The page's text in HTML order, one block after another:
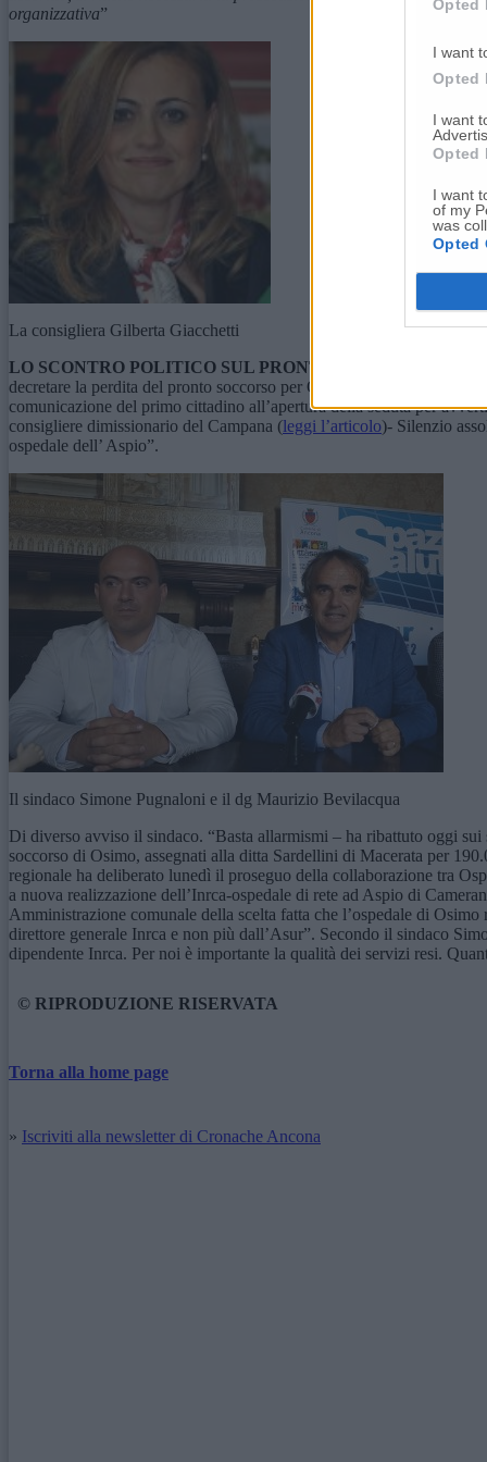
Opted
I want
Opted
I want
Opted
I want
of my
was
Opted
organizzativa”
La consigliera Gilberta Giacchetti
LO SCONTRO POLITICO SUL PRONTO SOCCORSO
decretare la perdita del pronto soccorso per Osimo. Lo ha sottolineato
comunicazione del primo cittadino all’apertura della seduta per
consigliere dimissionario del Campana (leggi l’articolo)- Silenzio
ospedale dell’ Aspio”.
Il sindaco Simone Pugnaloni e il dg Maurizio Bevilacqua
Di diverso avviso il sindaco. “Basta allarmismi – ha ribattuto oggi sui
soccorso di Osimo, assegnati alla ditta Sardellini di Macerata per
regionale ha deliberato lunedì il proseguo della collaborazione tra
a nuova realizzazione dell’Inrca-ospedale di rete ad Aspio di
Amministrazione comunale della scelta fatta che l’ospedale di
direttore generale Inrca e non più dall’Asur”. Secondo il sindaco
dipendente Inrca. Per noi è importante la qualità dei servizi resi.
© RIPRODUZIONE RISERVATA
Torna alla home page
» Iscriviti alla newsletter di Cronache Ancona